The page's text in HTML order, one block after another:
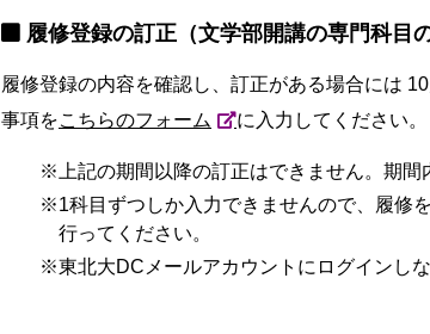
履修登録の訂正（文学部開講の専門科目の
履修登録の内容を確認し、訂正がある場合には
事項をこちらのフォーム に入力してください。
上記の期間以降の訂正はできません。期
1科目ずつしか入力できませんので、履修
行ってください。
東北大DCメールアカウントにログインし